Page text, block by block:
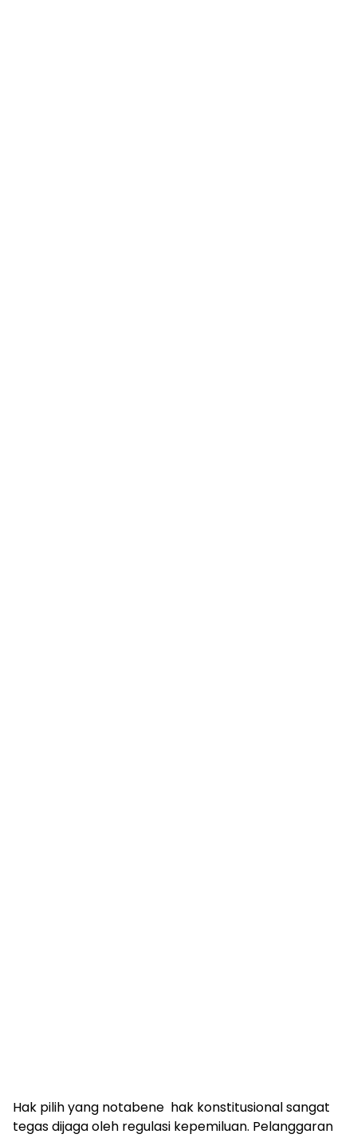
Hak pilih yang notabene hak konstitusional sangat
tegas dijaga oleh regulasi kepemiluan. Pelanggaran